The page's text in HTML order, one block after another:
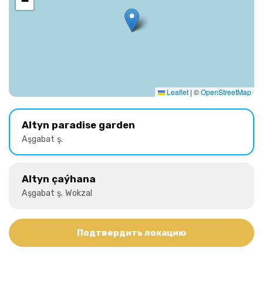
Leaflet | ©OpenStreetMap
Altyn paradise garden
Aşgabat ş.
Altyn çaýhana
Aşgabat ş. Wokzal
Подтвердить локацию